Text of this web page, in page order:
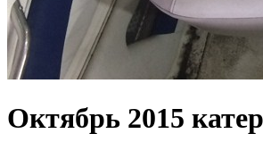
Октябрь 2015